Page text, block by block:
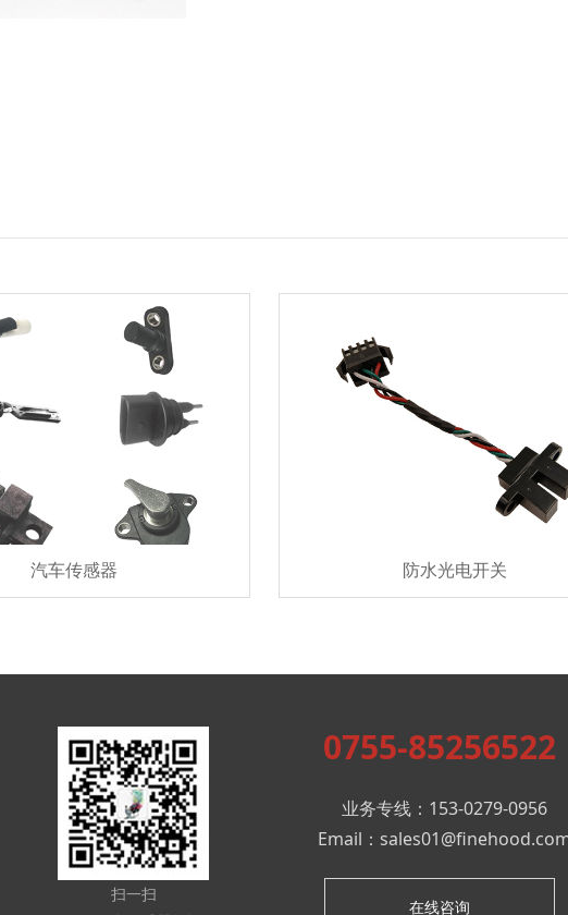
汽车传感器 防水光电开关
扫一扫
0755-85256522
业务专线：153-0279-0956
Email：
在线咨询